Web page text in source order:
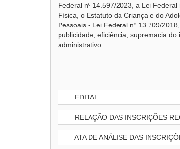
Federal nº 14.597/2023, a Lei
Física, o Estatuto da Criança e do
Pessoais - Lei Federal nº 13.709/
publicidade, eficiência, supremacia
administrativo.
EDITAL
RELAÇÃO DAS INSCRIÇÕES
ATA DE ANÁLISE DAS